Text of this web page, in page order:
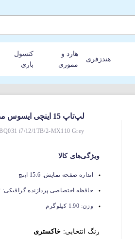
هندزفری
هارد و
مموری
کنسول
بازی
لپ‌تاپ 15 اینچی ایسوس مدل VivoBook R545FB-BQ031
i7/12/1TB/2-MX110 Grey
ویژگی‌های کالا
اندازه صفحه نمایش: 15.6 اینچ
حافظه اختصاصی پردازنده گرافیکی: 2
وزن: 1.90 کیلوگرم
رنگ انتخابی: خاکستری